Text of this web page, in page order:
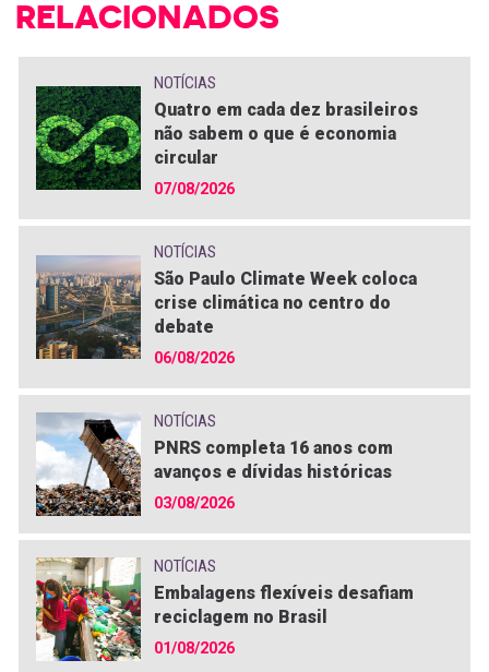
RELACIONADOS
NOTÍCIAS
Quatro em cada dez brasileiros
não sabem o que é economia
circular
07/08/2026
NOTÍCIAS
São Paulo Climate Week coloca
crise climática no centro do
debate
06/08/2026
NOTÍCIAS
PNRS completa 16 anos com
avanços e dívidas históricas
03/08/2026
NOTÍCIAS
Embalagens flexíveis desafiam
reciclagem no Brasil
01/08/2026